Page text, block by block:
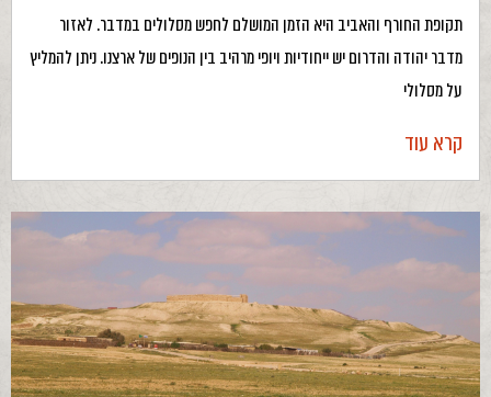
תקופת החורף והאביב היא הזמן המושלם לחפש מסלולים במדבר. לאזור
מדבר יהודה והדרום יש ייחודיות ויופי מרהיב בין הנופים של ארצנו. ניתן להמליץ
על מסלולי
קרא עוד